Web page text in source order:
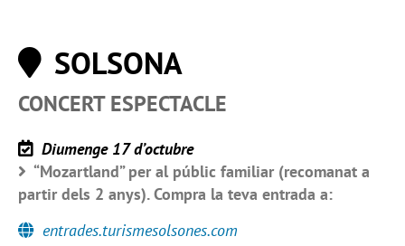
SOLSONA
CONCERT ESPECTACLE
Diumenge 17 d’octubre
“Mozartland” per al públic familiar (recomanat a
partir dels 2 anys). Compra la teva entrada a:
entrades.turismesolsones.com